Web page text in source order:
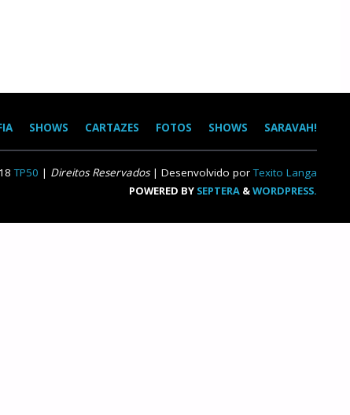
SHOWS CARTAZES FOTOS SHOWS SARAVAH!
TP50 | Direitos Reservados| Desenvolvido porTexito Langa
POWERED BY SEPTERA &WORDPRESS.